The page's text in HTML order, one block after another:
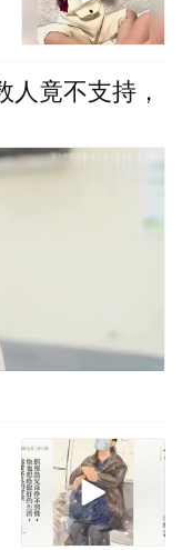
竟不支持，